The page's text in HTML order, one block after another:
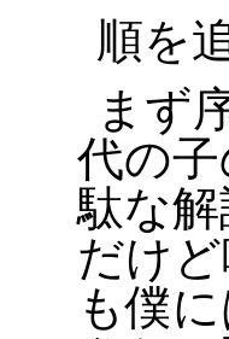
順を
まず
代の
駄な
だけど
も僕